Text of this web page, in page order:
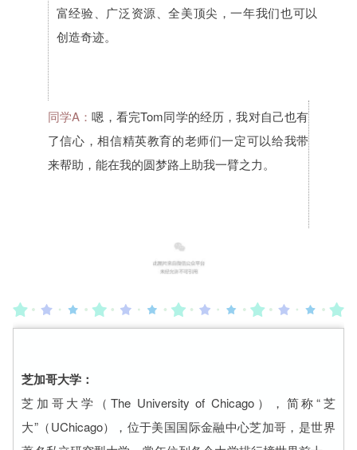
富经验、广泛资源、全美顶尖，一年我们也可以
创造奇迹。
同学A：嗯，看完Tom同学的经历，我对自己也有
了信心，相信精英教育的老师们一定可以给我带
来帮助，能在我的圆梦路上助我一臂之力。
芝加哥大学：
芝加哥大学（The University of Chicago），简称“芝
大”（UChicago），位于美国国际金融中心芝加哥，是世界